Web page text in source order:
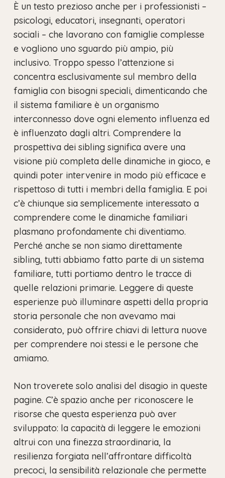
È un testo prezioso anche per i professionisti –
psicologi, educatori, insegnanti, operatori
sociali – che lavorano con famiglie complesse
e vogliono uno sguardo più ampio, più
inclusivo. Troppo spesso l’attenzione si
concentra esclusivamente sul membro della
famiglia con bisogni speciali, dimenticando che
il sistema familiare è un organismo
interconnesso dove ogni elemento influenza ed
è influenzato dagli altri. Comprendere la
prospettiva dei sibling significa avere una
visione più completa delle dinamiche in gioco, e
quindi poter intervenire in modo più efficace e
rispettoso di tutti i membri della famiglia. E poi
c’è chiunque sia semplicemente interessato a
comprendere come le dinamiche familiari
plasmano profondamente chi diventiamo.
Perché anche se non siamo direttamente
sibling, tutti abbiamo fatto parte di un sistema
familiare, tutti portiamo dentro le tracce di
quelle relazioni primarie. Leggere di queste
esperienze può illuminare aspetti della propria
storia personale che non avevamo mai
considerato, può offrire chiavi di lettura nuove
per comprendere noi stessi e le persone che
amiamo.
Non troverete solo analisi del disagio in queste
pagine. C’è spazio anche per riconoscere le
risorse che questa esperienza può aver
sviluppato: la capacità di leggere le emozioni
altrui con una finezza straordinaria, la
resilienza forgiata nell’affrontare difficoltà
precoci, la sensibilità relazionale che permette